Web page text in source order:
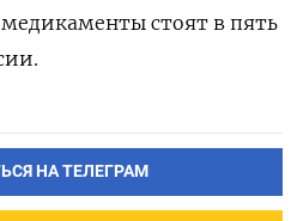
стоят в пять
НА ТЕЛЕГРАМ